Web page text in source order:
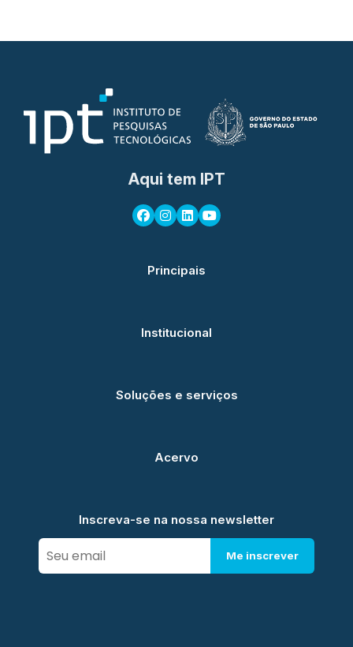
Aqui tem IPT
Principais
Institucional
Soluções e serviços
Acervo
Inscreva-se na nossa newsletter
Me inscrever